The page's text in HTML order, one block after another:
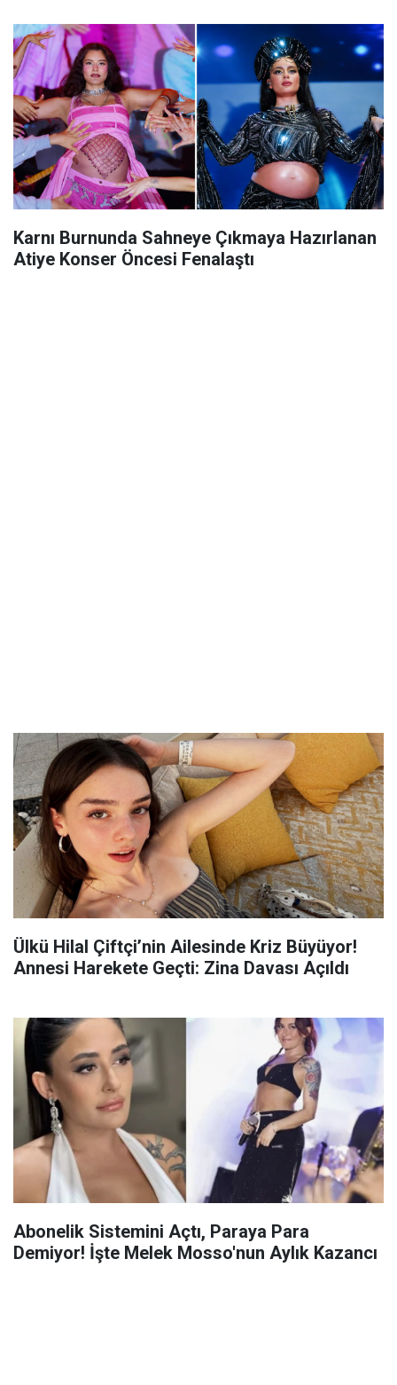
Karnı Burnunda Sahneye Çıkmaya Hazırlanan
Atiye Konser Öncesi Fenalaştı
Ülkü Hilal Çiftçi’nin Ailesinde Kriz Büyüyor!
Annesi Harekete Geçti: Zina Davası Açıldı
Abonelik Sistemini Açtı, Paraya Para
Demiyor! İşte Melek Mosso'nun Aylık Kazancı